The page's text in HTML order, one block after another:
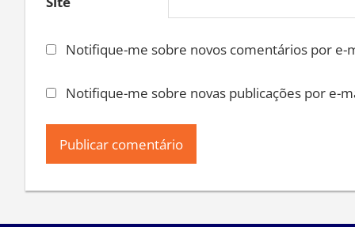
Site
Notifique-me sobre novos comentários por e-
Notifique-me sobre novas publicações por e-